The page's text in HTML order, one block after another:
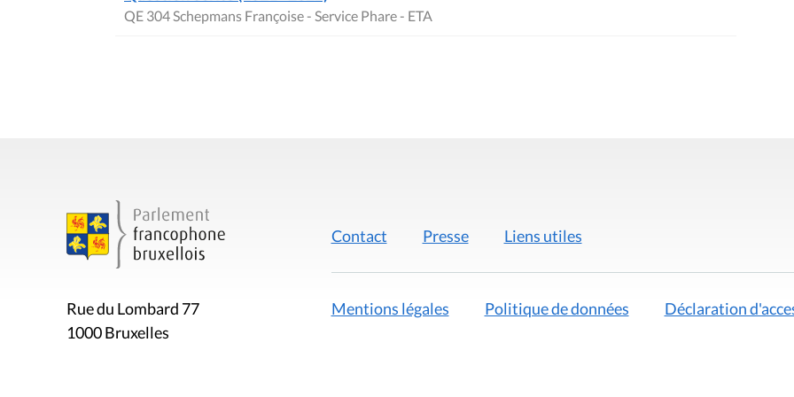
QE 304 Schepmans Françoise - Service Phare - ETA
Rue du Lombard 77
1000 Bruxelles
Contact Presse Liens utiles
Mentions légales Politique de données Déclaration